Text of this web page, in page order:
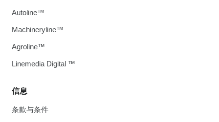
信息
条款与条件
Autoline™
Machineryline™
Agroline™
Linemedia Digital ™